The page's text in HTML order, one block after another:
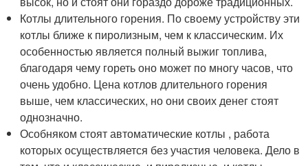
Котлы длительного горения. По своему устройству эти
котлы ближе к пиролизным, чем к классическим. Их
особенностью является полный выжиг топлива,
благодаря чему гореть оно может по многу часов, что
очень удобно. Цена котлов длительного горения
выше, чем классических, но они своих денег стоят
однозначно.
Особняком стоят автоматические котлы , работа
которых осуществляется без участия человека. Дело в